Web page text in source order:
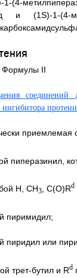
(4-
и (1S)-1-(4-
Формулы II
приемлемая
пиперазинил,
H, CH3, C(O)Rd
пиримидил;
пиридил или
трет-бутил и Rd